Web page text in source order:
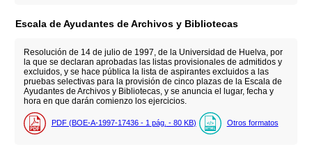
Escala de Ayudantes de Archivos y Bibliotecas
Resolución de 14 de julio de 1997, de la Universidad de Huelva, por
la que se declaran aprobadas las listas provisionales de admitidos y
excluidos, y se hace pública la lista de aspirantes excluidos a las
pruebas selectivas para la provisión de cinco plazas de la Escala de
Ayudantes de Archivos y Bibliotecas, y se anuncia el lugar, fecha y
hora en que darán comienzo los ejercicios.
PDF (BOE-A-1997-17436 - 1 pág. - 80 KB) Otros formatos